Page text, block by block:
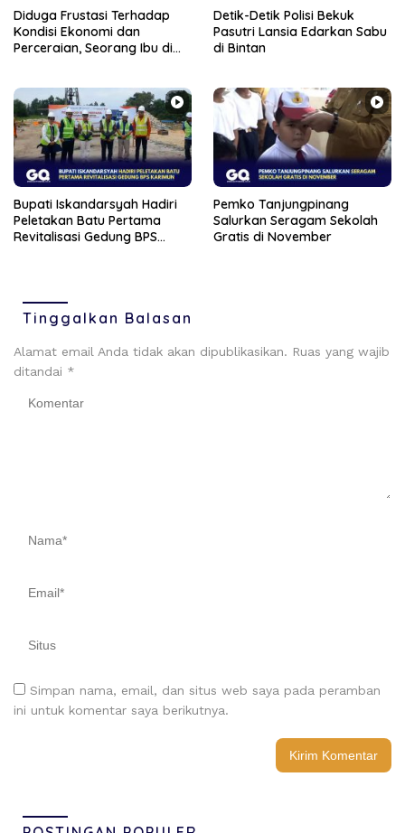
Diduga Frustasi Terhadap
Kondisi Ekonomi dan
Perceraian, Seorang Ibu di
Detik-Detik Polisi Bekuk
Pasutri Lansia Edarkan Sabu
di Bintan
Bupati Iskandarsyah Hadiri
Peletakan Batu Pertama
Revitalisasi Gedung BPS
Pemko Tanjungpinang
Salurkan Seragam Sekolah
Gratis di November
Tinggalkan Balasan
Alamat email Anda tidak akan dipublikasikan. Ruas yang wajib
ditandai *
Simpan nama, email, dan situs web saya pada peramban
ini untuk komentar saya berikutnya.